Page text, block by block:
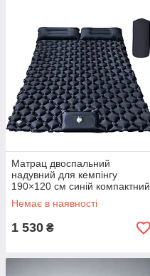
Матрац двоспальний
надувний для кемпінгу
190×120 см синій компактний
Немає в наявності
1 530 ₴